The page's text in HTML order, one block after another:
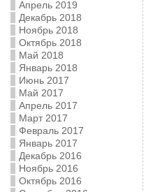
Апрель 2019
Декабрь 2018
Ноябрь 2018
Октябрь 2018
Май 2018
Январь 2018
Июнь 2017
Май 2017
Апрель 2017
Март 2017
Февраль 2017
Январь 2017
Декабрь 2016
Ноябрь 2016
Октябрь 2016